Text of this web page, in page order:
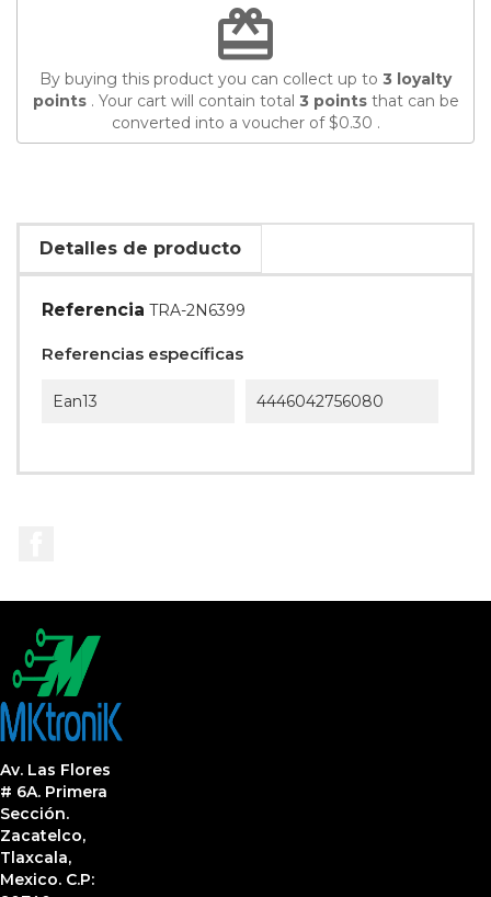
redeem
By buying this product you can collect up to 3 loyalty
points. Your cart will contain total 3 pointsthat can be
converted into a voucher of$0.30 .
Detalles de producto
Referencia TRA-2N6399
Referencias específicas
Ean13 4446042756080
Av. Las Flores
# 6A. Primera
Sección.
Zacatelco,
Tlaxcala,
Mexico. C.P: